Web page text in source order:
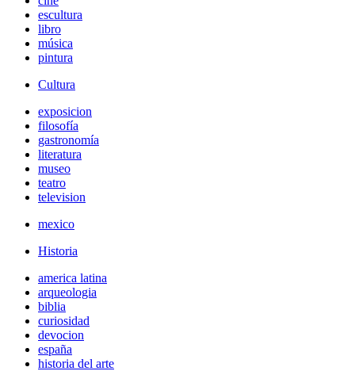
escultura
libro
música
pintura
Cultura
exposicion
filosofía
gastronomía
literatura
museo
teatro
television
mexico
Historia
america latina
arqueologia
biblia
curiosidad
devocion
españa
historia del arte